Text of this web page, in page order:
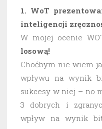
1. WoT
inteligencji
W mojej ocenie
losową!
Choćbym nie wiem
wpływu na wynik
sukcesy w niej – no
3 dobrych i
wpływ na wynik